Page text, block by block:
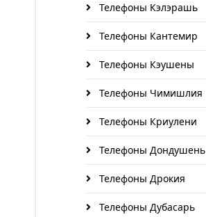
Телефоны Кэлэрашь
Телефоны Кантемир
Телефоны Кэушены
Телефоны Чимишлия
Телефоны Криулени
Телефоны Дондушень
Телефоны Дрокия
Телефоны Дубасарь